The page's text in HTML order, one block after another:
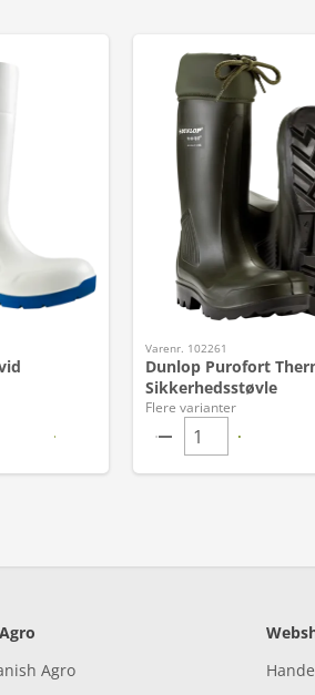
Varenr. 102261
Dunlop Purofort
Sikkerhedsstøvle
Flere varianter
Agro